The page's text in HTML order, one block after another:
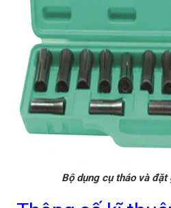
Bộ dụng cụ tháo và